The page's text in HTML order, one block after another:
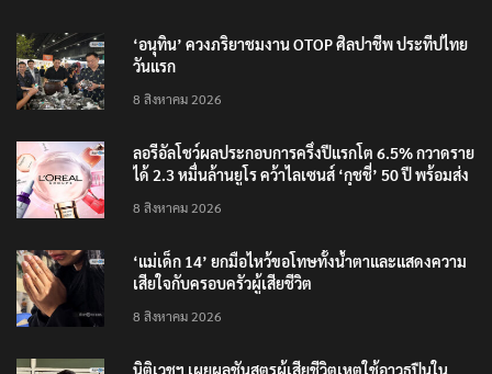
‘อนุทิน’ ควงภริยาชมงาน OTOP ศิลปาชีพ ประทีปไทย
8 สิงหาคม 2026
ลอรีอัลโชว์ผลประกอบการครึ่งปีแรกโต 6.5% กวาดราย
8 สิงหาคม 2026
‘แม่เด็ก 14’ ยกมือไหว้ขอโทษทั้งน้ำตาและแสดงความ
8 สิงหาคม 2026